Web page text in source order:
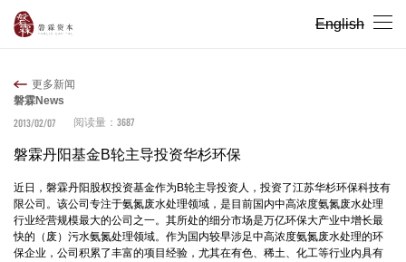
English
更多新闻
磐霖News
2013/02/07
阅读量： 3687
磐霖丹阳基金B轮主导投资华杉环保
近日，磐霖丹阳股权投资基金作为B轮主导投资人，投资了江苏华杉环保科技有
限公司。该公司专注于氨氮废水处理领域，是目前国内中高浓度氨氮废水处理
行业经营规模最大的公司之一。其所处的细分市场是万亿环保大产业中增长最
快的（废）污水氨氮处理领域。作为国内较早涉足中高浓度氨氮废水处理的环
保企业，公司积累了丰富的项目经验，尤其在有色、稀土、化工等行业内具有